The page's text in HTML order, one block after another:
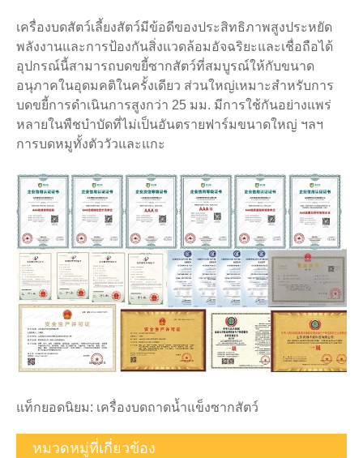
เครื่องบดสัตว์เลี้ยงสัตว์มีข้อดีของประสิทธิภาพสูงประหยัด
พลังงานและการป้องกันสิ่งแวดล้อมอัจฉริยะและเชื่อถือได้
อุปกรณ์นี้สามารถบดขยี้ซากสัตว์ที่สมบูรณ์ให้กับขนาด
อนุภาคในอุดมคติในครั้งเดียว ส่วนใหญ่เหมาะสำหรับการ
บดขยี้การดำเนินการสูงกว่า 25 มม. มีการใช้กันอย่างแพร่
หลายในพืชบำบัดที่ไม่เป็นอันตรายฟาร์มขนาดใหญ่ ฯลฯ
การบดหมูทั้งตัววัวและแกะ
แท็กยอดนิยม: เครื่องบดถาดน้ำแข็งซากสัตว์
หมวดหมู่ที่เกี่ยวข้อง